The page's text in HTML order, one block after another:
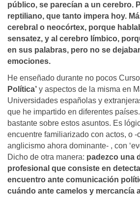
público, se parecí­an a un cerebro.
reptiliano, que tanto impera hoy.
cerebral o neocórtex, porque
sensatez, y al cerebro lí­mbico,
en sus palabras, pero no se
emociones.
He enseñado durante no pocos
Política’ y aspectos de la misma en
Universidades españolas y
que he impartido en diferentes
bastante sobre estos asuntos. Es
encuentre familiarizado con actos, o -
anglicismo ahora dominante- , con
Dicho de otra manera: padezco una
profesional que consiste en
encuentro ante comunicación
cuándo ante camelos y mercancía